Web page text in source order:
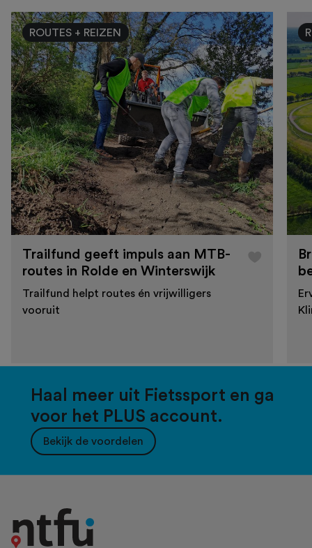
ROUTES + REIZEN
Trailfund geeft impuls aan MTB-
routes in Rolde en Winterswijk
Trailfund helpt routes én vrijwilligers
vooruit
Haal meer uit Fietssport en ga
voor het PLUS account.
Bekijk de voordelen